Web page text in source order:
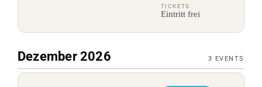
TICKETS
Eintritt frei
Dezember 2026 3 EVENTS